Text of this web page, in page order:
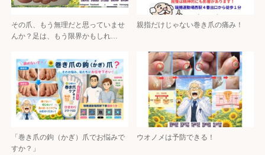
その爪、もう無理だと思っていませ
んか？足は、もう限界かもしれ…
親指だけじゃない巻き爪の痛み！
「巻き爪の鉤（かぎ）爪でお悩みで
すか？」
ウオノメは予防できる！